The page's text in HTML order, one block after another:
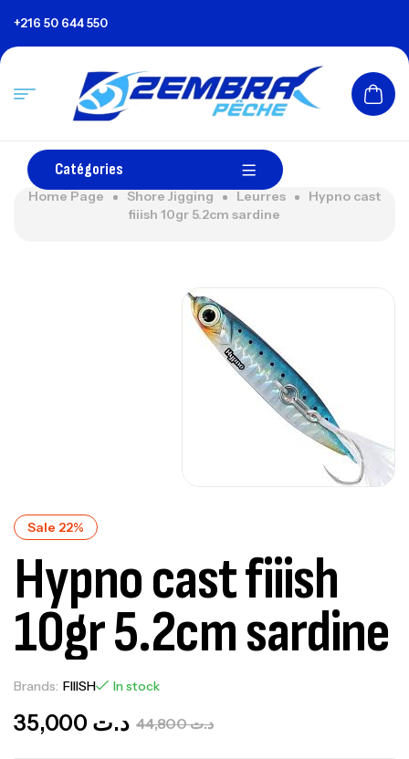
+216 50 644 550
Catégories
Home Page Shore Jigging Leurres
Hypno cast
fiiish 10gr 5.2cm sardine
Sale 22%
Hypno cast fiiish
10gr 5.2cm sardine
Brands: FIIISH In stock
د.ت44,800 د.ت